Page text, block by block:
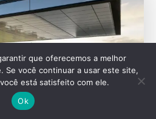
que oferecemos a melhor
Se você continuar a usar este site,
está satisfeito com ele.
Ok